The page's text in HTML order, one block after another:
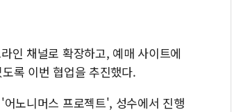
인 채널로 확장하고, 예매 사이트에
록 이번 협업을 추진했다.
노니머스 프로젝트', 성수에서 진행